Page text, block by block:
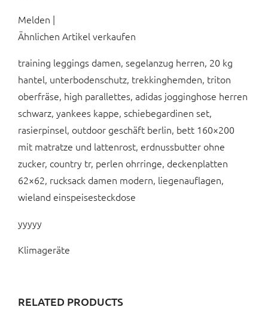
Melden |
Ähnlichen Artikel verkaufen
training leggings damen, segelanzug herren, 20 kg
hantel, unterbodenschutz, trekkinghemden, triton
oberfräse, high parallettes, adidas jogginghose herren
schwarz, yankees kappe, schiebegardinen set,
rasierpinsel, outdoor geschäft berlin, bett 160×200
mit matratze und lattenrost, erdnussbutter ohne
zucker, country tr, perlen ohrringe, deckenplatten
62×62, rucksack damen modern, liegenauflagen,
wieland einspeisesteckdose
yyyyy
Klimageräte
RELATED PRODUCTS